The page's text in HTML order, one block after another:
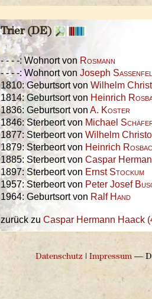
Trier (DE)
- - - -: Wohnort von Rosmann
- - - -: Wohnort von Joseph
1810: Geburtsort von Wilhelm
1814: Geburtsort von Heinrich
1836: Geburtsort von A. Koster
1846: Sterbeort von Michael
1877: Sterbeort von Wilhelm
1879: Sterbeort von Heinrich
1885: Sterbeort von Caspar
1897: Sterbeort von Ernst Stockum
1957: Sterbeort von Peter Josef
1964: Geburtsort von Ralf Hand
zurück zu Caspar Hermann Haack
Datenschutz Impressum—